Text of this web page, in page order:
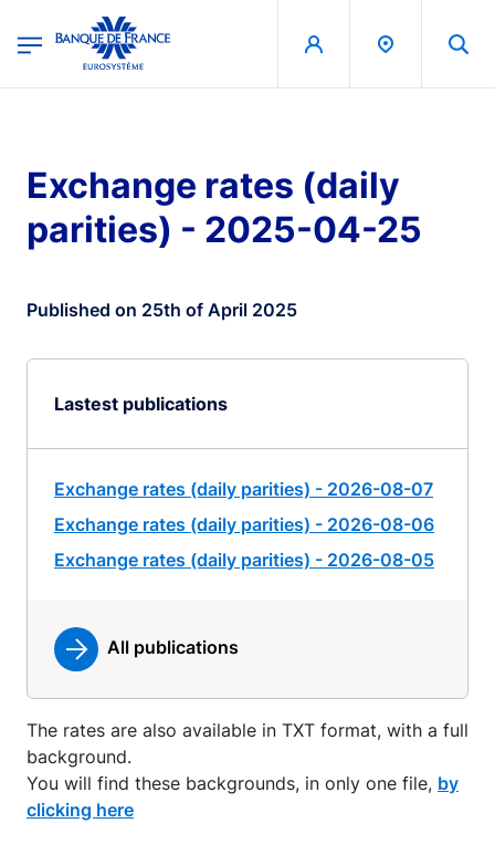
Banque de France - Menu Principal
Exchange rates (daily
parities) - 2025-04-25
Published on 25th of April 2025
Lastest publications
Exchange rates (daily parities) - 2026-08-07
Exchange rates (daily parities) - 2026-08-06
Exchange rates (daily parities) - 2026-08-05
All publications
The rates are also available in TXT format, with a full
background.
You will find these backgrounds, in only one file, by
clicking here